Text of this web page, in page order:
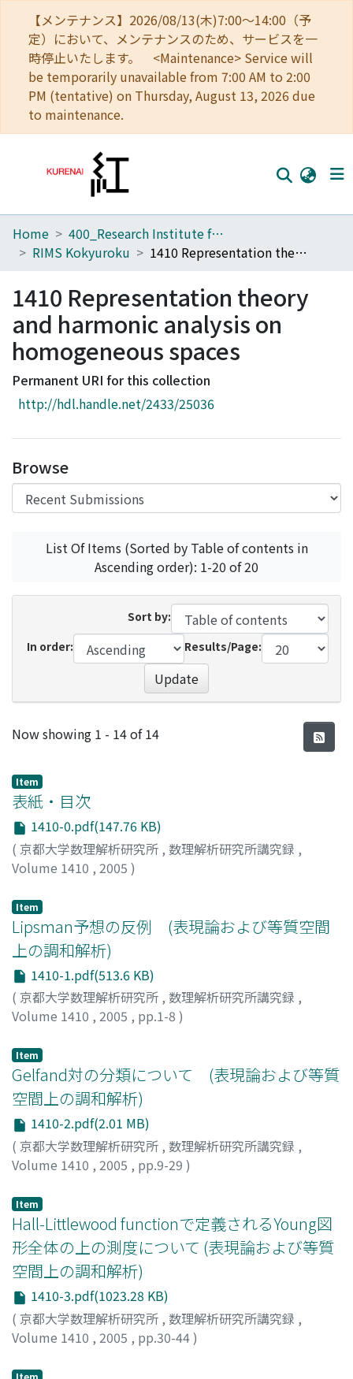
【メンテナンス】2026/08/13(木)7:00～14:00（予
定）において、メンテナンスのため、サービスを一
時停止いたします。 <Maintenance> Service will
be temporarily unavailable from 7:00 AM to 2:00
PM (tentative) on Thursday, August 13, 2026 due
to maintenance.
Home
Browse
Download Ranking
Access Statistics
Library Network
Home
400_Research Institute for Mathematical Sciences
RIMS Kokyuroku
1410 Representation theory and harmonic analysis on homogeneous spaces
1410 Representation theory
and harmonic analysis on
homogeneous spaces
Permanent URI for this collection
http://hdl.handle.net/2433/25036
Browse
List Of Items (Sorted by Table of contents in
Ascending order): 1-20 of 20
Sort by:
In order:
Results/Page:
Update
Recent Submissions
Now showing 1 - 14 of 14
Item
表紙・目次
1410-0.pdf(147.76 KB)
( 京都大学数理解析研究所 , 数理解析研究所講究録 ,
Volume 1410 , 2005 )
Item
Lipsman予想の反例 (表現論および等質空間
上の調和解析)
1410-1.pdf(513.6 KB)
( 京都大学数理解析研究所 , 数理解析研究所講究録 ,
Volume 1410 , 2005 , pp.1-8 )
Item
Gelfand対の分類について (表現論および等質
空間上の調和解析)
1410-2.pdf(2.01 MB)
( 京都大学数理解析研究所 , 数理解析研究所講究録 ,
Volume 1410 , 2005 , pp.9-29 )
Item
Hall-Littlewood functionで定義されるYoung図
形全体の上の測度について (表現論および等質
空間上の調和解析)
1410-3.pdf(1023.28 KB)
( 京都大学数理解析研究所 , 数理解析研究所講究録 ,
Volume 1410 , 2005 , pp.30-44)
Item